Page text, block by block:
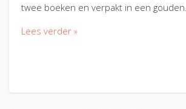
twee boeken en verpakt in een gouden…
Lees verder »